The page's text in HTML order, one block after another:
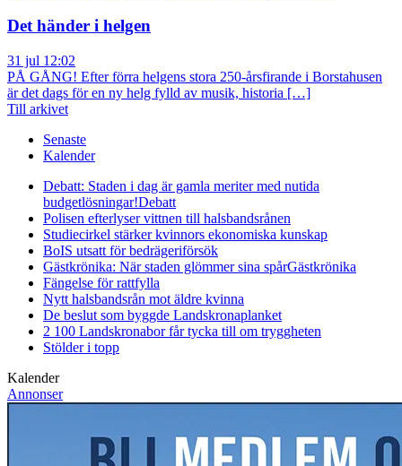
Det händer i helgen
31 jul 12:02
PÅ GÅNG! Efter förra helgens stora 250-årsfirande i Borstahusen
är det dags för en ny helg fylld av musik, historia […]
Till arkivet
Senaste
Kalender
Debatt: Staden i dag är gamla meriter med nutida
budgetlösningar!Debatt
Polisen efterlyser vittnen till halsbandsrånen
Studiecirkel stärker kvinnors ekonomiska kunskap
BoIS utsatt för bedrägeriförsök
Gästkrönika: När staden glömmer sina spårGästkrönika
Fängelse för rattfylla
Nytt halsbandsrån mot äldre kvinna
De beslut som byggde Landskronaplanket
2 100 Landskronabor får tycka till om tryggheten
Stölder i topp
Kalender
Annonser